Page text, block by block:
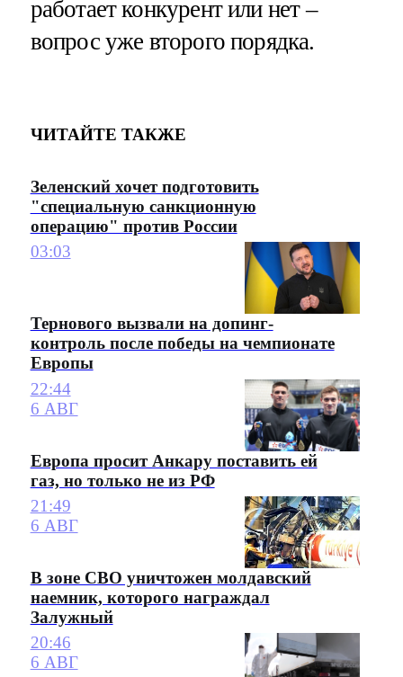
работает конкурент или нет –
вопрос уже второго порядка.
ЧИТАЙТЕ ТАКЖЕ
Зеленский хочет подготовить
"специальную санкционную
операцию" против России
03:03
Тернового вызвали на допинг-
контроль после победы на чемпионате
Европы
22:44
6 АВГ
Европа просит Анкару поставить ей
газ, но только не из РФ
21:49
6 АВГ
В зоне СВО уничтожен молдавский
наемник, которого награждал
Залужный
20:46
6 АВГ